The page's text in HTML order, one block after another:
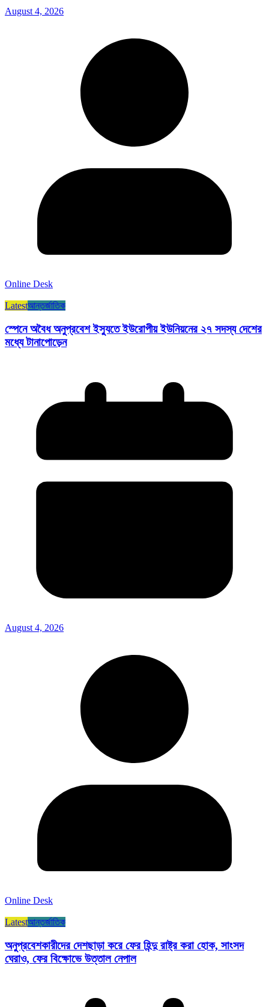
August 4, 2026
Online Desk
Latestআন্তর্জাতিক
স্পেনে অবৈধ অনুপ্রবেশ ইস্যুতে ইউরোপীয় ইউনিয়নের ২৭ সদস্য দেশের
মধ্যে টানাপোড়েন
August 4, 2026
Online Desk
Latestআন্তর্জাতিক
অনুপ্রবেশকারীদের দেশছাড়া করে ফের হিন্দু রাষ্ট্র করা হোক, সাংসদ
ঘেরাও, ফের বিক্ষোভে উত্তাল নেপাল